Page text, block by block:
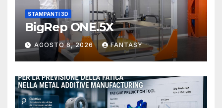
STAMPANTI 3D
BigRep ONE.5X
AGOSTO 6, 2026 FANTASY